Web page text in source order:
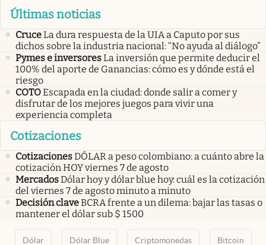
Últimas noticias
CruceLa dura respuesta de la UIA a Caputo por sus
dichos sobre la industria nacional: “No ayuda al diálogo”
Pymes e inversoresLa inversión que permite deducir el
100% del aporte de Ganancias: cómo es y dónde está el
riesgo
COTOEscapada en la ciudad: donde salir a comer y
disfrutar de los mejores juegos para vivir una
experiencia completa
Cotizaciones
CotizacionesDÓLAR a peso colombiano: a cuánto abre la
cotización HOY viernes 7 de agosto
MercadosDólar hoy y dólar blue hoy: cuál es la cotización
del viernes 7 de agosto minuto a minuto
Decisión claveBCRA frente a un dilema: bajar las tasas o
mantener el dólar sub $ 1500
Dólar Dólar Blue Criptomonedas Bitcoin